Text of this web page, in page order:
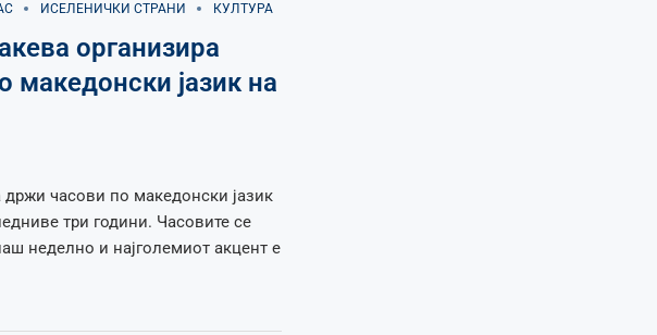
ИСЕЛЕНИЧКИ СТРАНИ КУЛТУРА
организира
македонски јазик на
држи часови по македонски јазик
три години. Часовите се
неделно и најголемиот акцент е